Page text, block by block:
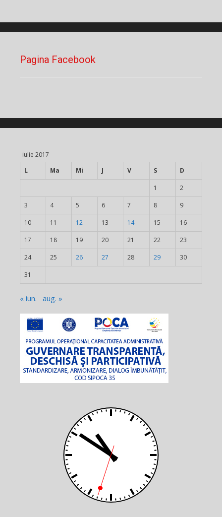
Pagina Facebook
iulie 2017
L
Ma Mi J V S D
1 2
3 4 5 6 7 8 9
10 11 12 13 14 15 16
17 18 19 20 21 22 23
24 25 26 27 28 29 30
31
« iun. aug. »